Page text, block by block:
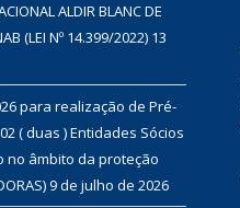
ALDIR BLANC DE
(LEI Nº 14.399/2022) 13
para realização de Pré-
( duas ) Entidades Sócios
no âmbito da proteção
9 de julho de 2026